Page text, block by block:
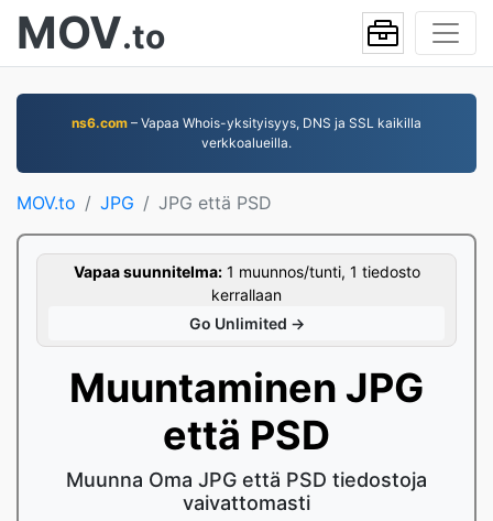
MOV.to
ns6.com – Vapaa Whois-yksityisyys, DNS ja SSL kaikilla
verkkoalueilla.
MOV.to JPG JPG että PSD
Vapaa suunnitelma:1 muunnos/tunti, 1 tiedosto
kerrallaan
Go Unlimited →
Muuntaminen JPG
että PSD
Muunna Oma JPG että PSD tiedostoja
vaivattomasti